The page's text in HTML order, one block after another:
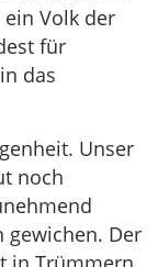
Volk der
für
das
Unser
noch
gewichen. Der